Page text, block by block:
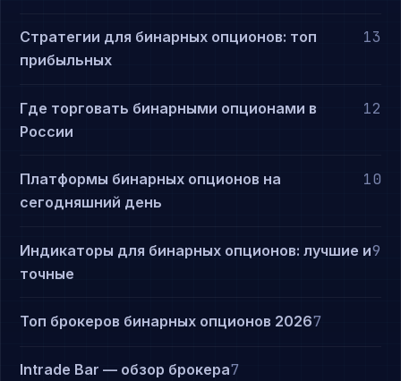
Стратегии для бинарных опционов: топ
прибыльных
13
Где торговать бинарными опционами в
России
12
Платформы бинарных опционов на
сегодняшний день
10
Индикаторы для бинарных опционов: лучшие и
точные
9
Топ брокеров бинарных опционов 20267
Intrade Bar — обзор брокера7